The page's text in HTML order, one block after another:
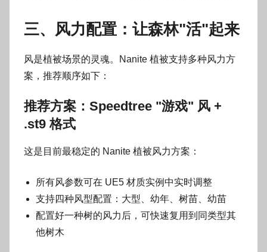
三、风力配置：让森林"活"起来
风是植被场景的灵魂。Nanite 植被支持多种风力方
案，推荐顺序如下：
推荐方案：Speedtree "游戏" 风 +
.st9 格式
这是目前最稳定的 Nanite 植被风力方案：
所有风参数可在 UE5 材质实例中实时调整
支持四种风型配置：大型、幼年、树苗、幼苗
配置好一种树的风力后，可快速复用到同类型其
他树木